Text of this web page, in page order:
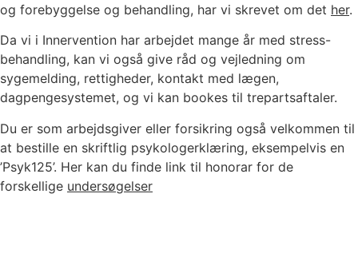
og forebyggelse og behandling, har vi skrevet om det her.
Da vi i Innervention har arbejdet mange år med stress-
behandling, kan vi også give råd og vejledning om
sygemelding, rettigheder, kontakt med lægen,
dagpengesystemet, og vi kan bookes til trepartsaftaler.
Du er som arbejdsgiver eller forsikring også velkommen til
at bestille en skriftlig psykologerklæring, eksempelvis en
’Psyk125’. Her kan du finde link til honorar for de
forskellige undersøgelser